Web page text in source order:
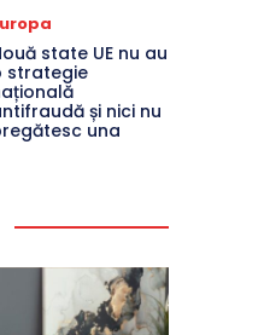
state UE nu au
strategie
și nici nu
una